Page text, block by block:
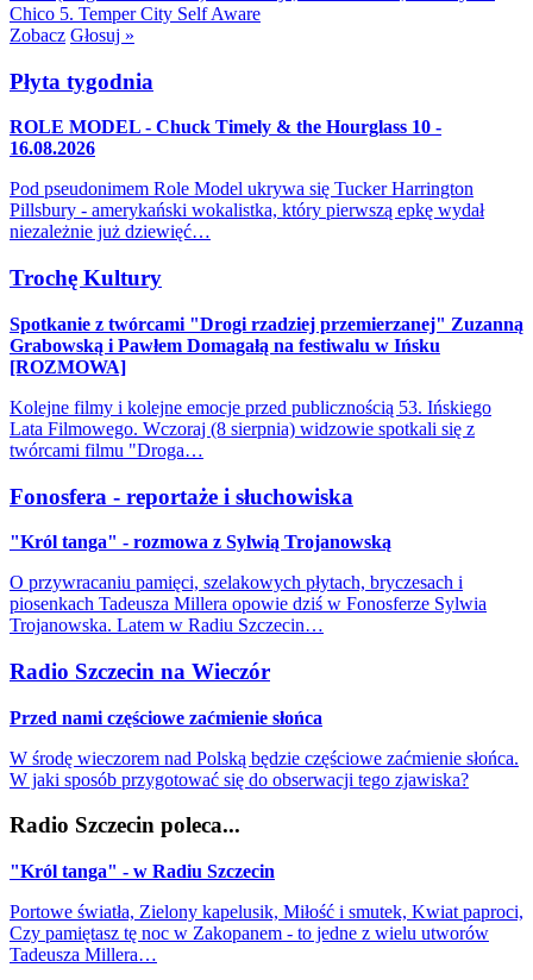
Chico 5. Temper City Self Aware
Zobacz Głosuj »
Płyta tygodnia
ROLE MODEL - Chuck Timely & the Hourglass 10 -
16.08.2026
Pod pseudonimem Role Model ukrywa się Tucker Harrington
Pillsbury - amerykański wokalistka, który pierwszą epkę wydał
niezależnie już dziewięć…
Trochę Kultury
Spotkanie z twórcami "Drogi rzadziej przemierzanej" Zuzanną
Grabowską i Pawłem Domagałą na festiwalu w Ińsku
[ROZMOWA]
Kolejne filmy i kolejne emocje przed publicznością 53. Ińskiego
Lata Filmowego. Wczoraj (8 sierpnia) widzowie spotkali się z
twórcami filmu "Droga…
Fonosfera - reportaże i słuchowiska
"Król tanga" - rozmowa z Sylwią Trojanowską
O przywracaniu pamięci, szelakowych płytach, bryczesach i
piosenkach Tadeusza Millera opowie dziś w Fonosferze Sylwia
Trojanowska. Latem w Radiu Szczecin…
Radio Szczecin na Wieczór
Przed nami częściowe zaćmienie słońca
W środę wieczorem nad Polską będzie częściowe zaćmienie słońca.
W jaki sposób przygotować się do obserwacji tego zjawiska?
Radio Szczecin poleca...
"Król tanga" - w Radiu Szczecin
Portowe światła, Zielony kapelusik, Miłość i smutek, Kwiat paproci,
Czy pamiętasz tę noc w Zakopanem - to jedne z wielu utworów
Tadeusza Millera…